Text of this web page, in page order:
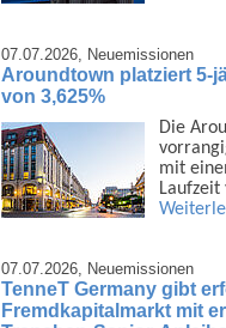
07.07.2026, Neuemissionen
Aroundtown platziert 5-
von 3,625%
Die
mit
Laufzeit
07.07.2026, Neuemissionen
TenneT Germany gibt
Fremdkapitalmarkt mit